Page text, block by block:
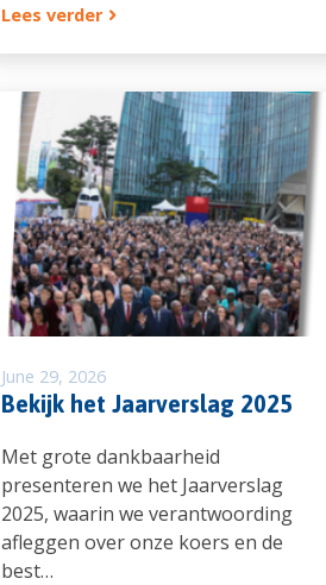
Lees verder
June 29, 2026
Bekijk het Jaarverslag 2025
Met grote dankbaarheid
presenteren we het Jaarverslag
2025, waarin we verantwoording
afleggen over onze koers en de
best…